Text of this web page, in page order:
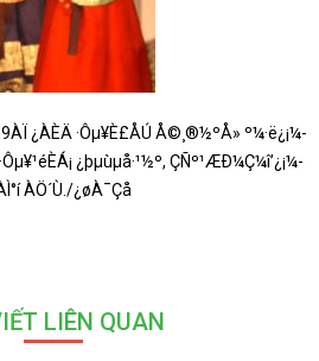
9ÀÏ ¿ÀÈÄ ·Ôµ¥È£ÅÚ Å©¸®½ºÅ» º¼·ë¿¡¼­
·Ôµ¥¹éÈ­Á¡ ¿þµùµå·¹½º, ÇÑº¹ÆÐ¼Ç¼î’¿¡¼­
ÀÖ´Ù./¿øÀ¯Çå
LIÊN QUAN